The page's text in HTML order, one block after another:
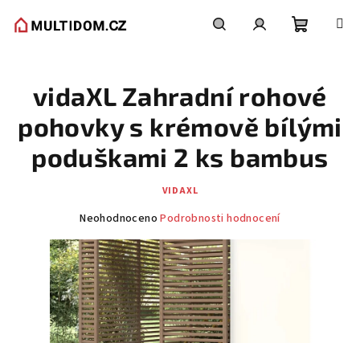
košík
vidaXL Zahradní rohové
pohovky s krémově bílými
poduškami 2 ks bambus
VIDAXL
Průměrné
produktu
je
0,0
z
5
hvězdiček.
Neohodnoceno Podrobnosti hodnocení